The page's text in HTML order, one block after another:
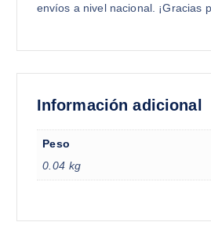
envíos a nivel nacional. ¡Gracias
Información adicional
Peso
0.04 kg